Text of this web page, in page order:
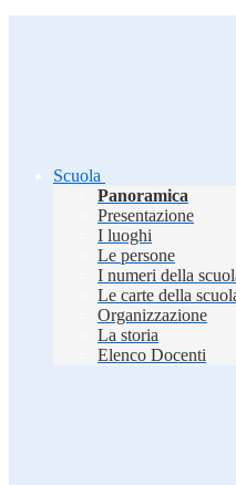
Scuola
Panoramica
Presentazione
I luoghi
Le persone
I numeri della
Le carte della
Organizzazione
La storia
Elenco Docenti